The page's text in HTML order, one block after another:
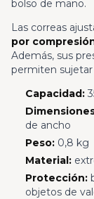
bolso de mano.
Las correas
por
Además, sus
permiten sujetar
Capacidad:
de ancho
Peso:0,8 kg
Material:
Protección:
objetos de